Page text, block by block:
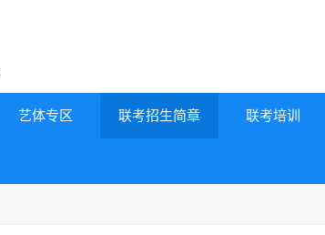
艺体专区 联考招生简章 联考培训